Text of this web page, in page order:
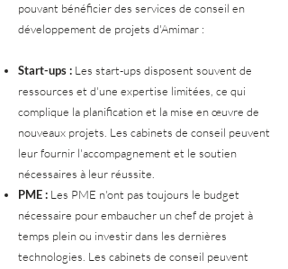
pouvant bénéficier des services de conseil en
développement de projets d'Amimar :
Start-ups : Les start-ups disposent souvent de
ressources et d'une expertise limitées, ce qui
complique la planification et la mise en œuvre de
nouveaux projets. Les cabinets de conseil peuvent
leur fournir l'accompagnement et le soutien
nécessaires à leur réussite.
PME : Les PME n'ont pas toujours le budget
nécessaire pour embaucher un chef de projet à
temps plein ou investir dans les dernières
technologies. Les cabinets de conseil peuvent